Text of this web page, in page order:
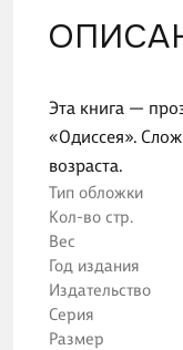
Эта книга —
«Одиссея».
возраста.
Тип обложки
Кол-во стр.
Вес
Год издания
Издательство
Серия
Размер